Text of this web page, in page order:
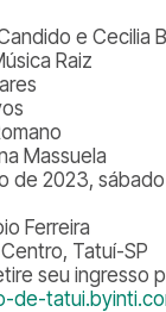
e Cecilia
Raiz
Massuela
de 2023, sábado
Ferreira
Tatuí-SP
seu ingresso
de-